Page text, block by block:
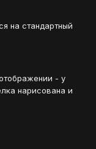
на стандартный
- у
нарисована и